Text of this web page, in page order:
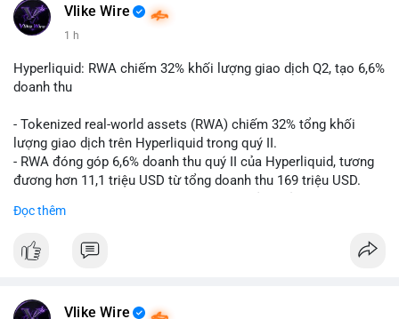
$btc $eth
📰 Nguồn: CoinDesk
Vlike Wire
1 h
Hyperliquid: RWA chiếm 32% khối lượng giao dịch Q2, tạo 6,6%
doanh thu
- Tokenized real-world assets (RWA) chiếm 32% tổng khối
lượng giao dịch trên Hyperliquid trong quý II.
- RWA đóng góp 6,6% doanh thu quý II của Hyperliquid, tương
đương hơn 11,1 triệu USD từ tổng doanh thu 169 triệu USD.
sản hóa thực tế trên sàn giao dịch phi tập trung.
#binancesquare
Đọc thêm
Vlike Wire